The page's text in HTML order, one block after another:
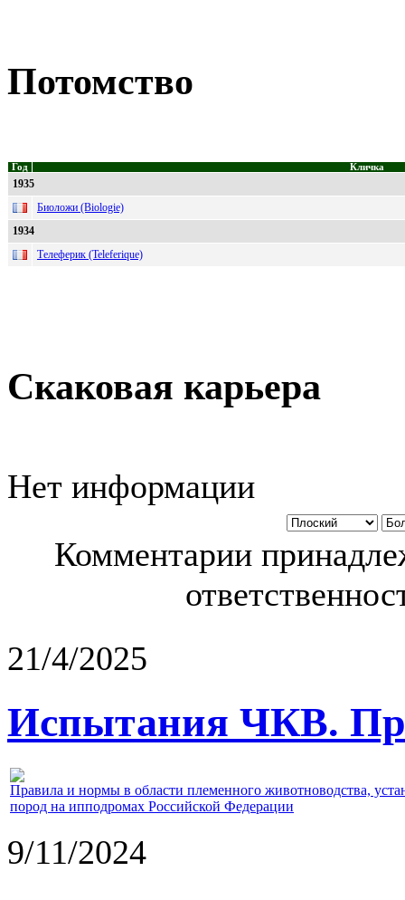
Потомство
Год Кличка
1935
Биоложи (Biologie)
1934
Телеферик (Teleferique)
Скаковая карьера
Нет информации
Комментарии
21/4/2025
Испытания ЧКВ.
Правила и нормы в области племенного животноводства,
пород на ипподромах Российской Федерации
9/11/2024